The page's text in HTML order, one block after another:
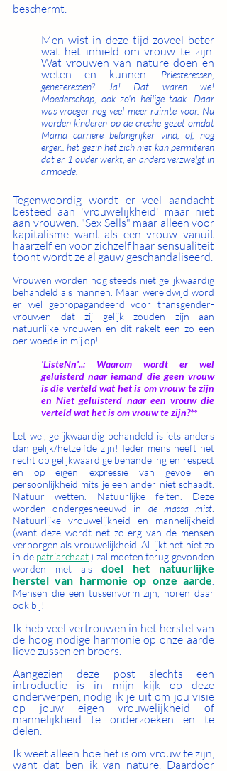
beschermt.
Men wist in deze tijd zoveel beter
wat het inhield om vrouw te zijn.
Wat vrouwen van nature doen en
weten en kunnen.
Priesteressen,
genezeressen? Ja! Dat waren we!
Moederschap, ook zo'n heilige taak. Daar
was vroeger nog veel meer ruimte voor. Nu
worden kinderen op de creche gezet omdat
Mama carriëre belangrijker vind, of, nog
erger.. het gezin het zich niet kan permiteren
dat er 1 ouder werkt, en anders verzwelgt in
armoede.
Tegenwoordig wordt er veel aandacht
besteed aan 'vrouwelijkheid' maar niet
aan vrouwen. "Sex Sells" maar alleen voor
kapitalisme want als een vrouw vanuit
haarzelf en voor zichzelf haar sensualiteit
toont wordt ze al gauw geschandaliseerd.
Vrouwen worden nog steeds niet gelijkwaardig
behandeld als mannen. Maar wereldwijd word
er wel gepropagandeerd voor transgender-
vrouwen dat zij gelijk zouden zijn aan
natuurlijke vrouwen en dit rakelt een zo een
oer woede in mij op!
'ListeNn'..: Waarom wordt er wel
geluisterd naar iemand die geen vrouw
is die verteld wat het is om vrouw te zijn
en Niet geluisterd naar een vrouw die
verteld wat het is om vrouw te zijn?**
Let wel, gelijkwaardig behandeld is iets anders
dan gelijk/hetzelfde zijn! Ieder mens heeft het
recht op gelijkwaardige behandeling en respect
en op eigen expressie van gevoel en
persoonlijkheid mits je een ander niet schaadt.
Natuur wetten. Natuurlijke feiten. Deze
worden ondergesneeuwd in de massa mist.
Natuurlijke vrouwelijkheid en mannelijkheid
(want deze wordt net zo erg van de mensen
verborgen als vrouwelijkheid. Al lijkt het niet zo
in de patriarchaat.) zal moeten terug gevonden
worden met als doel het natuurlijke
herstel van harmonie op onze aarde.
Mensen die een tussenvorm zijn, horen daar
ook bij!
Ik heb veel vertrouwen in het herstel van
de hoog nodige harmonie op onze aarde
lieve zussen en broers.
Aangezien deze post slechts een
introductie is in mijn kijk op deze
onderwerpen, nodig ik je uit om jou visie
op jouw eigen vrouwelijkheid of
mannelijkheid te onderzoeken en te
delen.
Ik weet alleen hoe het is om vrouw te zijn,
want dat ben ik van nature. Daardoor